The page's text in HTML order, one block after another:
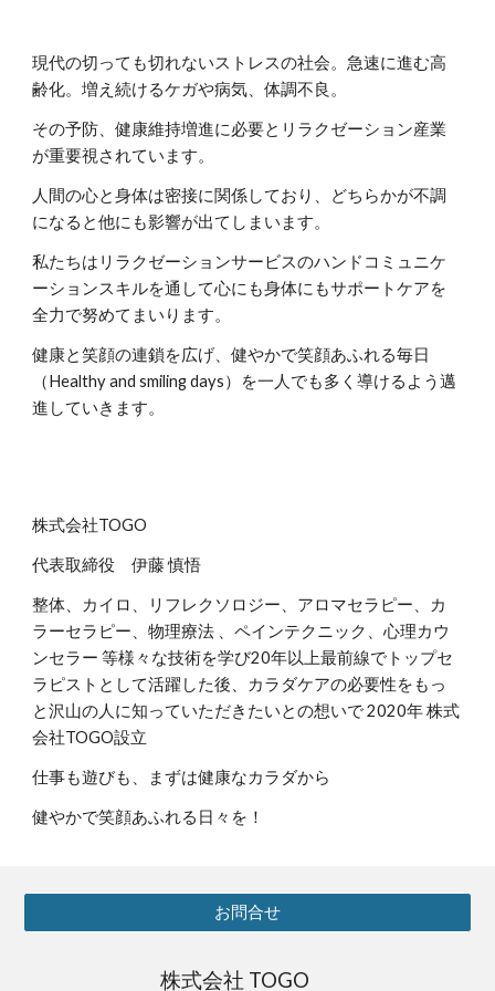
現代の切っても切れないストレスの社会。急速に進む高
齢化。増え続けるケガや病気、体調不良。
その予防、健康維持増進に必要と リラクゼーション産業
が重要視されています。
人間の心と身体は密接に関係しており、どちらかが不調
になると他にも影響が出てしまいます。
私たちはリラクゼーションサービスのハンドコミュニケ
ーションスキルを通して心にも身体にもサポートケアを
全力で努めてまいります。
健康と笑顔の連鎖を広げ、健やかで笑顔あふれる毎日
（Healthy and smiling days）を一人でも多く導ける よう邁
進していきます。
株式会社TOGO
代表取締役 伊藤 慎悟
整体、カイロ、リフレクソロジー、アロマセラピー、カ
ラーセラピー、物理療法 、ペインテクニック、心理カウ
ンセラー 等様々な技術を学び20年以上最前線でトップセ
ラピストとして活躍した後、カラダケアの必要性をもっ
と沢山の人に知っていただきたいとの想いで 2020年 株式
会社TOGO設立
仕事も遊びも、まずは健康なカラダから
健やかで笑顔あふれる日々を！
お問合せ
株式会社 TOGO